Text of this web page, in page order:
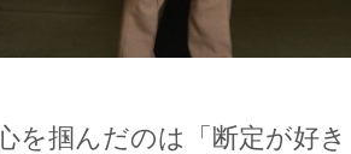
を掴んだのは「断定が好